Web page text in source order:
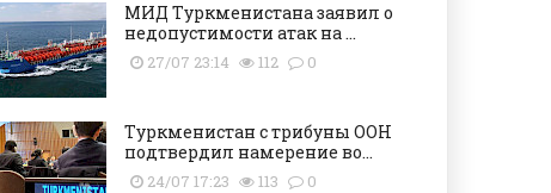
МИД Туркменистана заявил о
недопустимости атак на ...
27/07 23:14 112 0
Туркменистан с трибуны ООН
подтвердил намерение во...
24/07 17:23 113 0